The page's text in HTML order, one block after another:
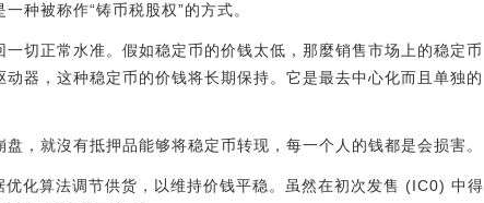
种被称作“铸币税股权”的方式。
切正常水准。假如稳定币的价钱太低，那麼销售市场上的稳定币
器，这种稳定币的价钱将长期保持。它是最去中心化而且单独的
，就沒有抵押品能够将稳定币转现，每一个人的钱都是会损害。
化算法调节供货，以维持价钱平稳。虽然在初次发售 (IC0) 中得